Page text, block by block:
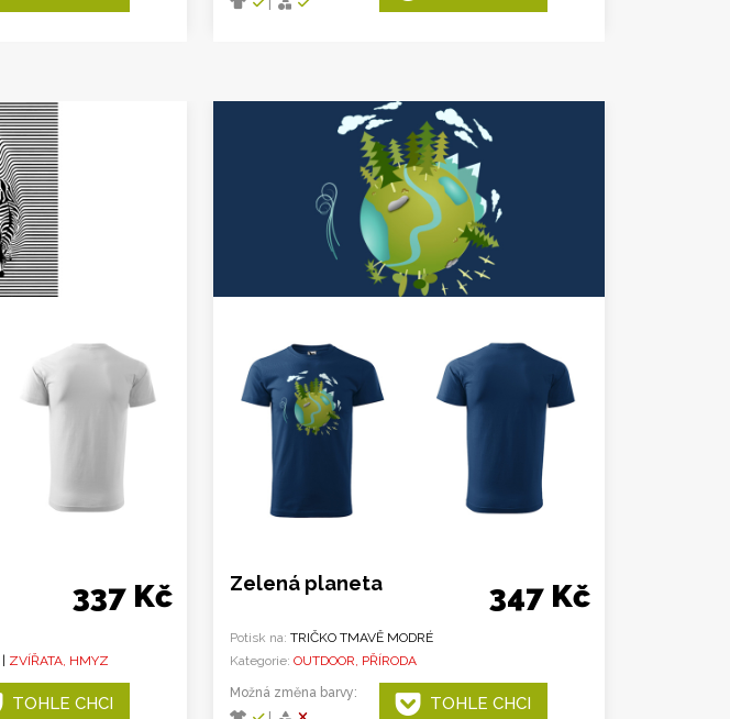
337 Kč
ZVÍŘATA, HMYZ
TOHLE CHCI
Zelená planeta 347 Kč
Potisk na: TRIČKO TMAVĚ MODRÉ
Kategorie: OUTDOOR, PŘÍRODA
Možná změna barvy:
TOHLE CHCI